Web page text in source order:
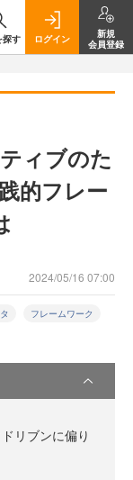
探す ログイン
新規
会員登録
ィブのた
的フレー
2024/05/16 07:00
フレームワーク
リブンに偏り